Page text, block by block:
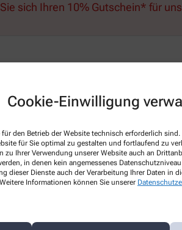
Cookie-Einwilligung
den Betrieb der Website technisch erforderlich
für Sie optimal zu gestalten und fortlaufend zu
zu Ihrer Verwendung unserer Website auch an
in denen kein angemessenes
dieser Dienste auch der Verarbeitung Ihrer Daten in
Informationen können Sie unserer
sich Ihren 10% Gutschein* für
abonnieren, der von der Alliance Healthcare
AHD setzt für den Versand und die Analyse des
Newsletter). Die sonstigen Kontaktmöglichkeiten
Mindestbestellwert: 50,00 €. Gültig auf das